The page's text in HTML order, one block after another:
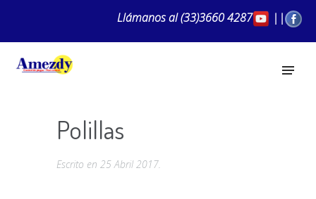
Llámanos al(33)3660 4287 ||
Polillas
Escrito en 25 Abril 2017.